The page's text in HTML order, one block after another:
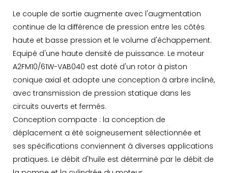
Le couple de sortie augmente avec l'augmentation
continue de la différence de pression entre les côtés
haute et basse pression et le volume d'échappement.
Equipé d'une haute densité de puissance. Le moteur
A2FM10/61W-VAB040 est doté d'un rotor à piston
conique axial et adopte une conception à arbre incliné,
avec transmission de pression statique dans les
circuits ouverts et fermés.
Conception compacte : la conception de
déplacement a été soigneusement sélectionnée et
ses spécifications conviennent à diverses applications
pratiques. Le débit d'huile est déterminé par le débit de